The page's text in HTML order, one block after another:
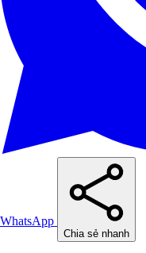
WhatsApp
Chia sẻ nhanh